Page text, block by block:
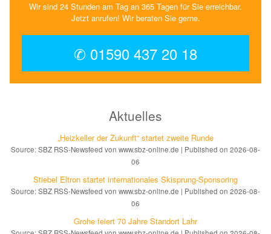
Wir sind 24 Stunden am Tag an 365 Tagen für Sie erreichbar.
Jetzt anrufen! Wir beraten Sie gerne.
✆ 01590 437 20 18
Aktuelles
„Heizkeller der Zu­kunft“ star­tet zwei­te Run­de
Source: SBZ RSS-Newsfeed von www.sbz-online.de
Published on 2026-08-
06
Stiebel Eltron startet internatio­nales Ski­sprung-Spon­soring
Source: SBZ RSS-Newsfeed von www.sbz-online.de
Published on 2026-08-
06
Grohe feiert 70 Jahre Standort Lahr